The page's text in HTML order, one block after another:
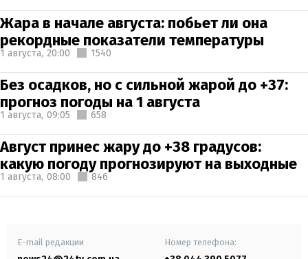
Жара в начале августа: побьет ли она
рекордные показатели температуры
1 августа, 20:00 1540
Без осадков, но с сильной жарой до +37:
прогноз погоды на 1 августа
1 августа, 09:05 658
Август принес жару до +38 градусов:
какую погоду прогнозируют на выходные
1 августа, 08:00 846
E-mail редакции Номер телефона: